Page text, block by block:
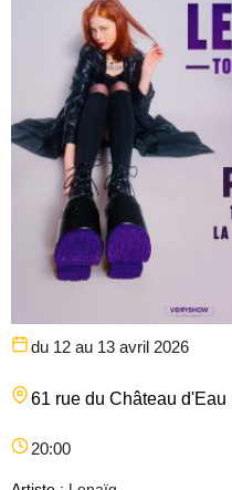
du 12 au 13 avril 2026
61 rue du Château d'Eau
20:00